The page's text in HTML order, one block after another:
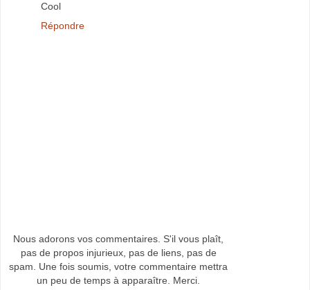
Cool
Répondre
Nous adorons vos commentaires. S'il vous plaît,
pas de propos injurieux, pas de liens, pas de
spam. Une fois soumis, votre commentaire mettra
un peu de temps à apparaître. Merci.